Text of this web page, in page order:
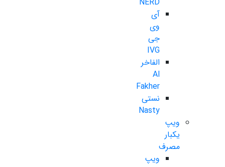
آی
وی
جی
IVG
الفاخر
Al
Fakher
نستی
Nasty
ویپ
یکبار
مصرف
ویپ